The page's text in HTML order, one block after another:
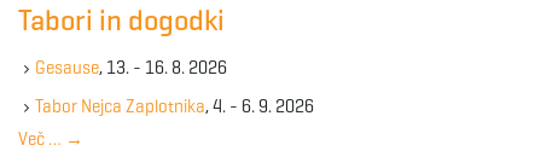
e
y
w
Tabori in dogodki
Gesause, 13. - 16. 8. 2026
Tabor Nejca Zaplotnika, 4. - 6. 9. 2026
Več … →